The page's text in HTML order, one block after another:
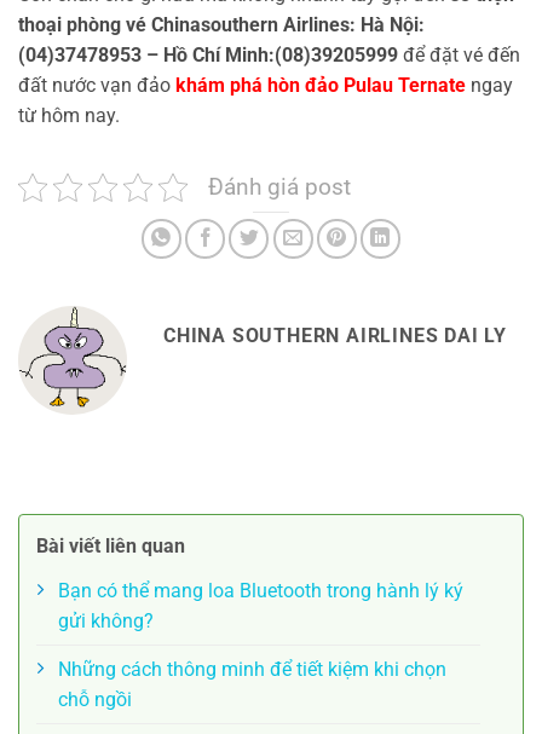
thoại phòng vé Chinasouthern Airlines: Hà Nội:
(04)37478953 – Hồ Chí Minh:(08)39205999 để đặt vé đến
đất nước vạn đảo khám phá hòn đảo Pulau Ternate ngay
từ hôm nay.
Đánh giá post
CHINA SOUTHERN AIRLINES DAI LY
Bài viết liên quan
Bạn có thể mang loa Bluetooth trong hành lý ký
gửi không?
Những cách thông minh để tiết kiệm khi chọn
chỗ ngồi